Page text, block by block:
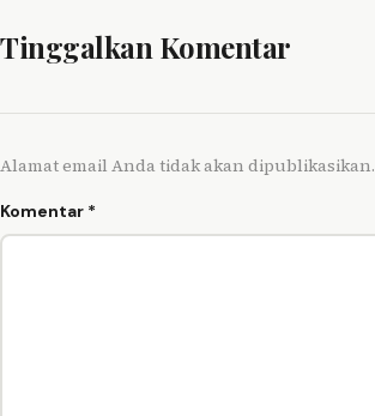
Tinggalkan Komentar
Alamat email Anda tidak akan dipublikasikan.
Komentar *